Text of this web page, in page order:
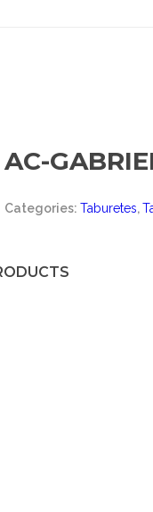
AC-
Categories:Taburetes,